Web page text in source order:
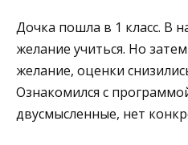
Дочка пошла в 1 класс. В
желание учиться. Но
желание, оценки
Ознакомился с
двусмысленные, нет